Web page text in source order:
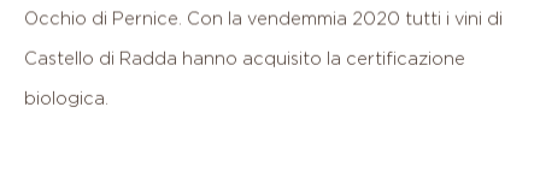
Occhio di Pernice. Con la vendemmia 2020 tutti i vini di
Castello di Radda hanno acquisito la certificazione
biologica.